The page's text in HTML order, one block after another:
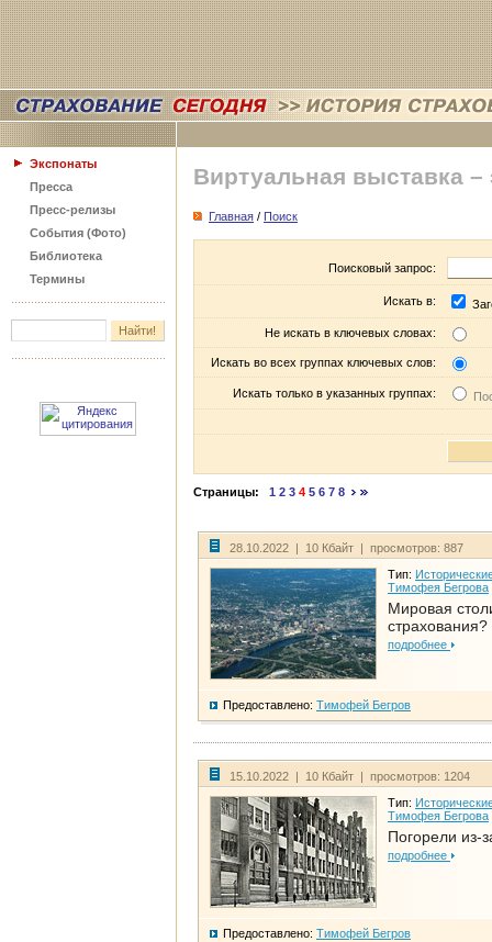
Экспонаты
Пресса
Пресс-релизы
События (Фото)
Библиотека
Термины
Виртуальная выставка –
Главная / Поиск
Поисковый запрос:
Искать в:
Не искать в ключевых словах:
Искать во всех группах ключевых слов:
Искать только в указанных группах:
Страницы: 1 2 3 4 5 6 7 8
28.10.2022 | 10 Кбайт | просмотров: 887
Тип:
Тимофея Бегрова
Мировая
страхования?
подробнее
Предоставлено: Тимофей Бегров
15.10.2022 | 10 Кбайт | просмотров: 1204
Тип:
Тимофея Бегрова
Погорели из-
подробнее
Предоставлено: Тимофей Бегров